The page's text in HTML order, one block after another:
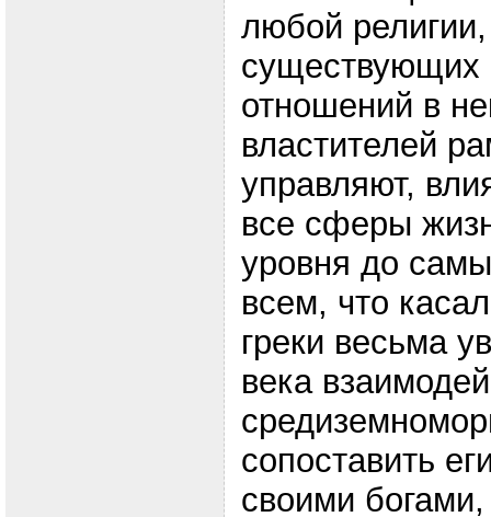
любой
существующих
отношений в
властителей
управляют,
все сферы
уровня до
всем, что
греки весьма
века
сопоставить
своими богами,